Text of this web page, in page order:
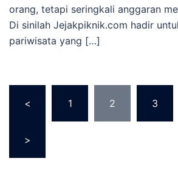
orang, tetapi seringkali anggaran
Di sinilah Jejakpiknik.com hadir
pariwisata yang […]
pos
< 1 2 3
>